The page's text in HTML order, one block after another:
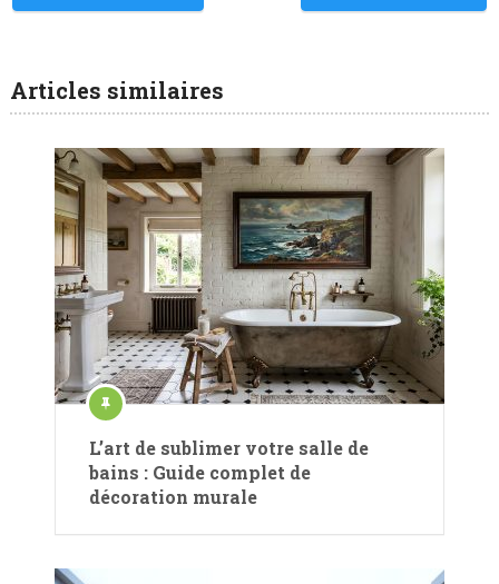
Articles similaires
L’art de sublimer votre salle de
bains : Guide complet de
décoration murale